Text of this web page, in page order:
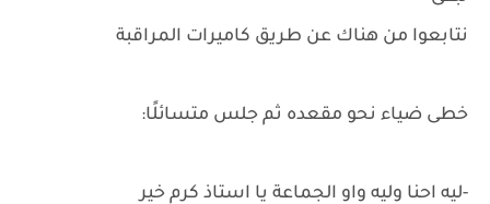
نتابعوا من هناك عن طريق كاميرات المراقبة
خطى ضياء نحو مقعده ثم جلس متسائلًا:
-ليه احنا وليه واو الجماعة يا استاذ كرم خير